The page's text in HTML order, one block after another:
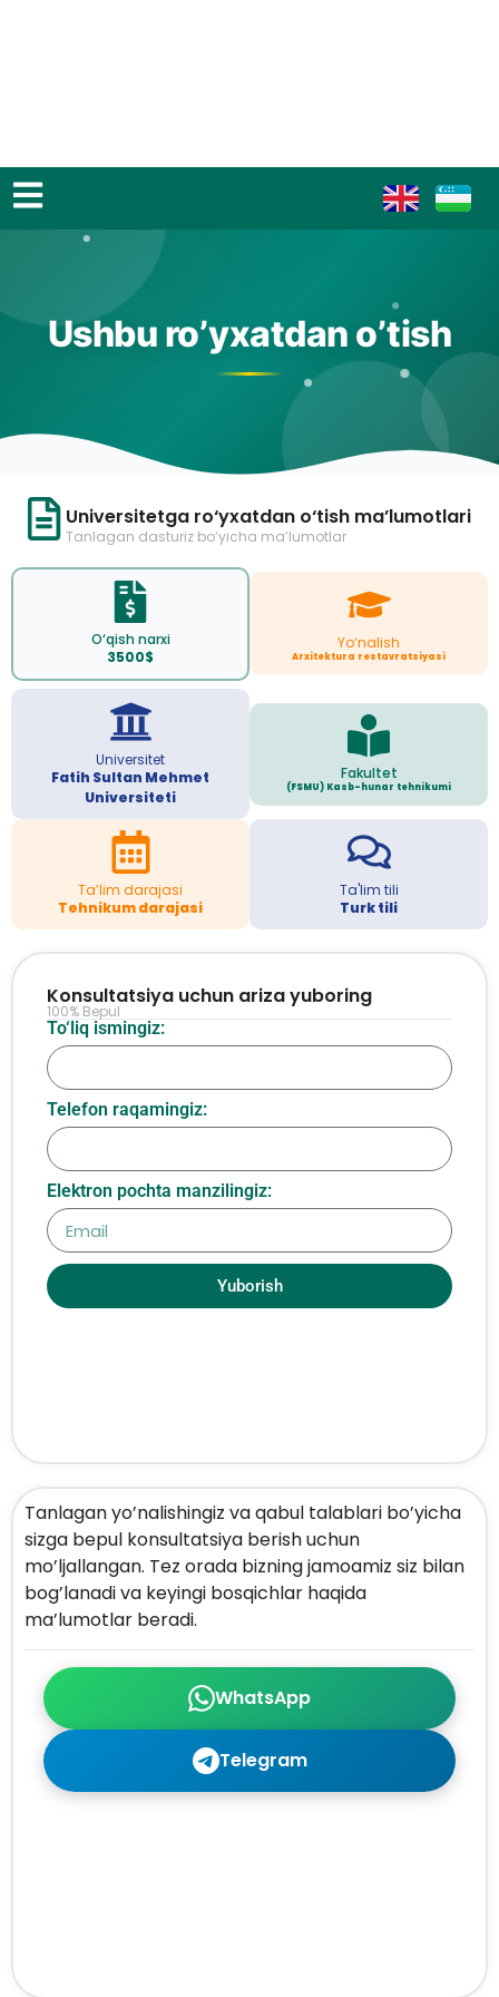
Ushbu ro’yxatdan o’tish
Universitetga ro‘yxatdan o‘tish ma’lumotlari
Tanlagan dasturiz bo‘yicha ma’lumotlar
O‘qish narxi
3500$
Yo‘nalish
Arxitektura restavratsiyasi
Universitet
Fatih Sultan Mehmet
Universiteti
Fakultet
(FSMU) Kasb-hunar tehnikumi
Ta’lim darajasi
Tehnikum darajasi
Ta'lim tili
Turk tili
WhatsApp
Telegram
Tanlagan yo’nalishingiz va qabul talablari bo’yicha
sizga bepul konsultatsiya berish uchun
mo’ljallangan. Tez orada bizning jamoamiz siz bilan
bog’lanadi va keyingi bosqichlar haqida
ma’lumotlar beradi.
To‘liq ismingiz:
Telefon raqamingiz:
Elektron pochta manzilingiz:
Yuborish
Konsultatsiya uchun ariza yuboring
100% Bepul